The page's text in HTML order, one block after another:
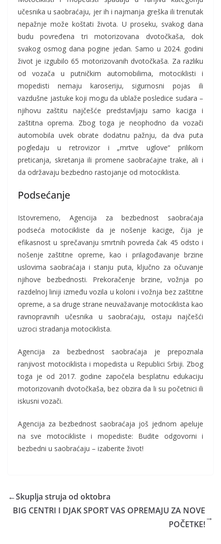
učesnika u saobraćaju, jer ih i najmanja greška ili trenutak
nepažnje može koštati života. U proseku, svakog dana
budu povređena tri motorizovana dvotočkaša, dok
svakog osmog dana pogine jedan. Samo u 2024. godini
život je izgubilo 65 motorizovanih dvotočkaša. Za razliku
od vozača u putničkim automobilima, motociklisti i
mopedisti nemaju karoseriju, sigurnosni pojas ili
vazdušne jastuke koji mogu da ublaže posledice sudara –
njihovu zaštitu najčešće predstavljaju samo kaciga i
zaštitna oprema. Zbog toga je neophodno da vozači
automobila uvek obrate dodatnu pažnju, da dva puta
pogledaju u retrovizor i „mrtve uglove“ prilikom
preticanja, skretanja ili promene saobraćajne trake, ali i
da održavaju bezbedno rastojanje od motociklista.
Podsećanje
Istovremeno, Agencija za bezbednost saobraćaja
podseća motocikliste da je nošenje kacige, čija je
efikasnost u sprečavanju smrtnih povreda čak 45 odsto i
nošenje zaštitne opreme, kao i prilagođavanje brzine
uslovima saobraćaja i stanju puta, ključno za očuvanje
njihove bezbednosti. Prekoračenje brzine, vožnja po
razdelnoj liniji između vozila u koloni i vožnja bez zaštitne
opreme, a sa druge strane neuvažavanje motociklista kao
ravnopravnih učesnika u saobraćaju, ostaju najčešći
uzroci stradanja motociklista.
Agencija za bezbednost saobraćaja je prepoznala
ranjivost motociklista i mopedista u Republici Srbiji. Zbog
toga je od 2017. godine započela besplatnu edukaciju
motorizovanih dvotočkaša, bez obzira da li su početnici ili
iskusni vozači.
Agencija za bezbednost saobraćaja još jednom apeluje
na sve motocikliste i mopediste: Budite odgovorni i
bezbedni u saobraćaju – izaberite život!
←Skuplja struja od oktobra
BIG CENTRI I DJAK SPORT VAS OPREMAJU ZA NOVE
POČETKE!
→